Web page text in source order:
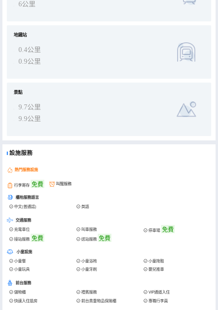
6公里
地鐵站
0.4公里
0.9公里
景點
9.7公里
9.9公里
設施服務
熱門服務設施
行李寄存 免費 叫醒服務
櫃枱服務語言
中文(普通話) 英語
交通服務
充電車位 叫車服務 停車場 免費
接站服務 免費 送站服務 免費
小童設施
小童餐 小童浴袍
小童拖鞋
小童玩具
小童牙刷 嬰兒推車
前台服務
儲物櫃 禮賓服務
VIP通道入住
快速入住退房
前台貴重物品保險櫃 專職行李員